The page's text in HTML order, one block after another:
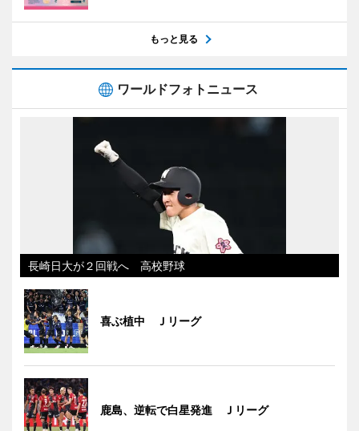
もっと見る
ワールドフォトニュース
長崎日大が２回戦へ 高校野球
喜ぶ植中 Ｊリーグ
鹿島、逆転で白星発進 Ｊリーグ